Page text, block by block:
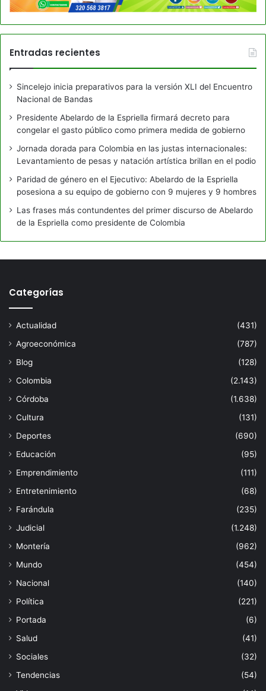
Entradas recientes
Sincelejo inicia preparativos para la versión XLI del Encuentro
Nacional de Bandas
Presidente Abelardo de la Espriella firmará decreto para
congelar el gasto público como primera medida de gobierno
Jornada dorada para Colombia en las justas internacionales:
Levantamiento de pesas y natación artística brillan en el podio
Paridad de género en el Ejecutivo: Abelardo de la Espriella
posesiona a su equipo de gobierno con 9 mujeres y 9 hombres
Las frases más contundentes del primer discurso de Abelardo
de la Espriella como presidente de Colombia
Categorías
Actualidad
(431)
Agroeconómica
(787)
Blog
(128)
Colombia
(2.143)
Córdoba
(1.638)
Cultura
(131)
Deportes
(690)
Educación
(95)
Emprendimiento
(111)
Entretenimiento
(68)
Farándula
(235)
Judicial
(1.248)
Montería
(962)
Mundo
(454)
Nacional
(140)
Política
(221)
Portada
(6)
Salud
(41)
Sociales
(32)
Tendencias
(54)